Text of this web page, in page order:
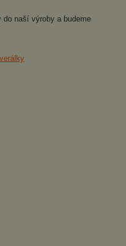
naší výroby a budeme